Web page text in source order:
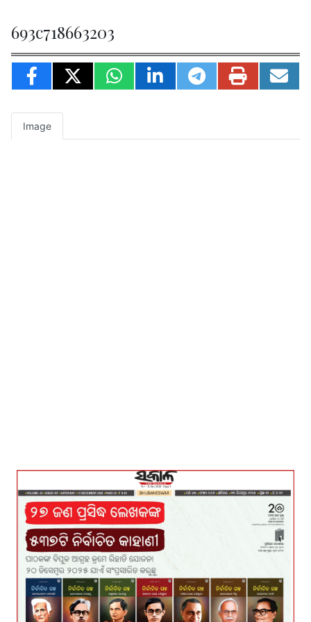
693c718663203
Image